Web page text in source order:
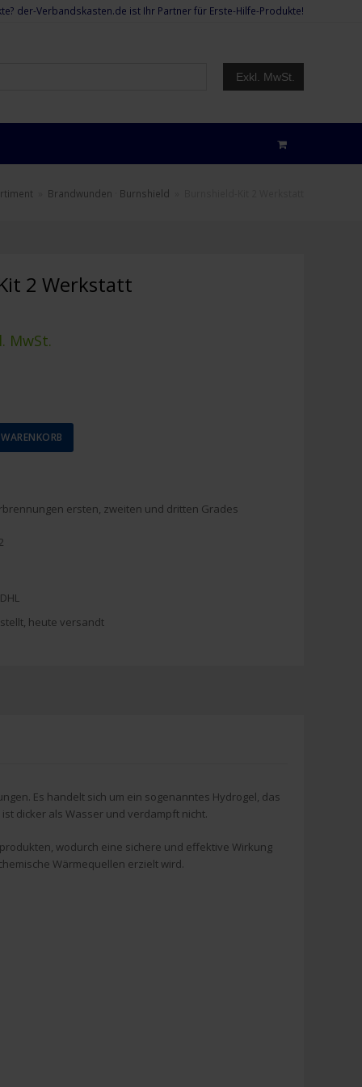
der-Verbandskasten.de ist Ihr Partner für Erste-Hilfe-Produkte!
Exkl. MwSt.
Brandwunden Burnshield
2 Werkstatt
MwSt.
ersten, zweiten und dritten Grades
heute versandt
Es handelt sich um ein sogenanntes Hydrogel, das
dicker als Wasser und verdampft nicht.
wodurch eine sichere und effektive Wirkung
Wärmequellen erzielt wird.